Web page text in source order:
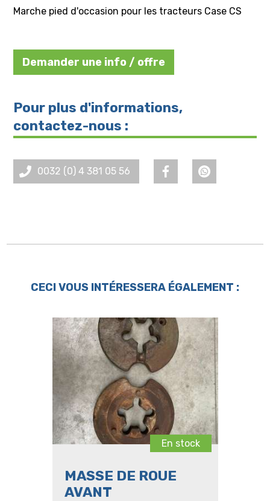
Marche pied d'occasion pour les tracteurs Case CS
Demander une info / offre
Pour plus d'informations,
contactez-nous :
0032 (0) 4 381 05 56
CECI VOUS INTÉRESSERA ÉGALEMENT :
En stock
MASSE DE ROUE
AVANT